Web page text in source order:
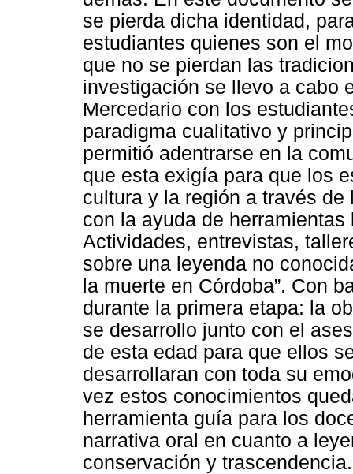
se pierda dicha identidad,
estudiantes quienes son el
que no se pierdan las
investigación se llevo a cabo
Mercedario con los
paradigma cualitativo y
permitió adentrarse en la
que esta exigía para que los
cultura y la región a través
con la ayuda de
Actividades, entrevistas,
sobre una leyenda no
la muerte en Córdoba”. Con
durante la primera etapa: la
se desarrollo junto con el
de esta edad para que ellos
desarrollaran con toda su
vez estos conocimientos
herramienta guía para los
narrativa oral en cuanto a
conservación y trascendencia.